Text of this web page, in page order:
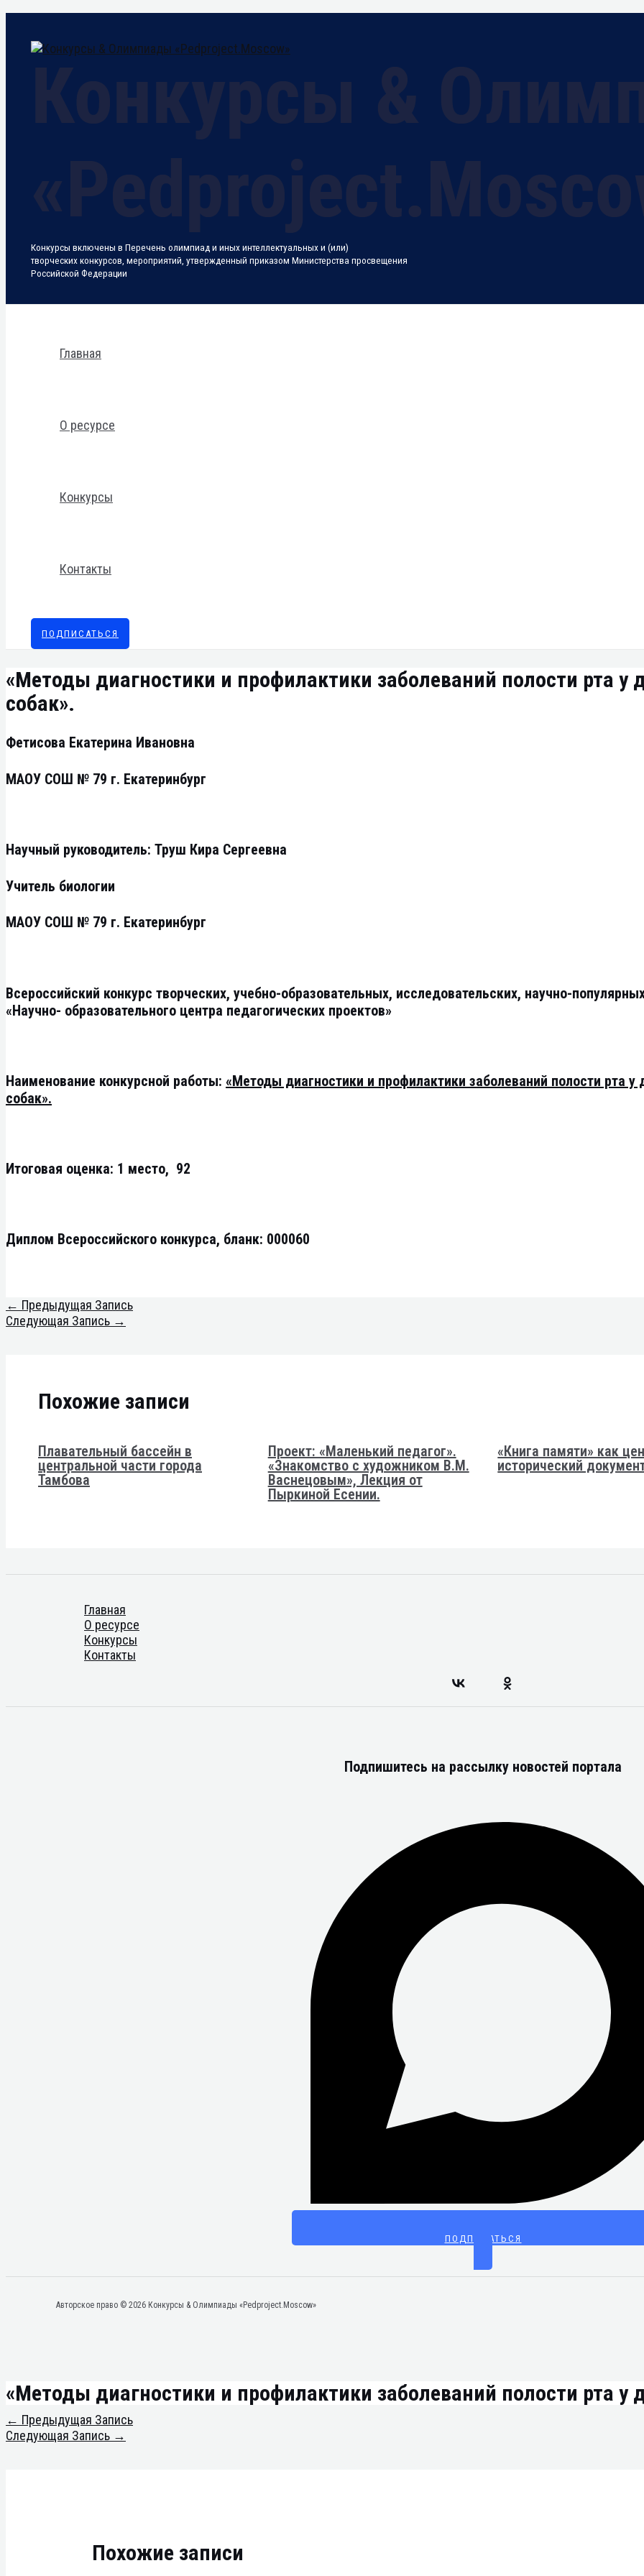
содержимому
Конкурсы включены в Перечень олимпиад и иных интеллектуальных и (или)
творческих конкурсов, мероприятий, утвержденный приказом Министерства просвещения
Российской Федерации
Главная
О ресурсе
Конкурсы
Контакты
ПОДПИСАТЬСЯ
«Методы диагностики и профилактики заболеваний полости рта у
собак».
Фетисова Екатерина Ивановна
МАОУ СОШ № 79 г. Екатеринбург
Научный руководитель: Труш Кира Сергеевна
Учитель биологии
МАОУ СОШ № 79 г. Екатеринбург
Всероссийский конкурс творческих, учебно-образовательных, исследовательских, научно-
«Научно- образовательного центра педагогических проектов»
Наименование конкурсной работы: «Методы диагностики и профилактики заболеваний полости рта
собак».
Итоговая оценка: 1 место, 92
Диплом Всероссийского конкурса, бланк: 000060
← Предыдущая Запись
Следующая Запись →
Похожие записи
Плавательный бассейн в
центральной части города
Тамбова
Проект: «Маленький педагог».
«Знакомство с художником В.М.
Васнецовым», Лекция от
Пыркиной Есении.
«Книга памяти» как
исторический
Главная
О ресурсе
Конкурсы
Контакты
Подпишитесь на рассылку новостей портала
ПОДПИСАТЬСЯ
Авторское право © 2026 Конкурсы & Олимпиады «Pedproject.Moscow»
«Методы диагностики и профилактики заболеваний полости рта у
← Предыдущая Запись
Следующая Запись →
Похожие записи